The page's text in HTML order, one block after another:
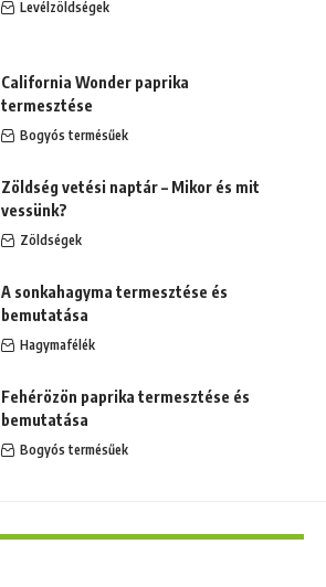
Levélzöldségek
California Wonder paprika
termesztése
Bogyós termésűek
Zöldség vetési naptár – Mikor és mit
vessünk?
Zöldségek
A sonkahagyma termesztése és
bemutatása
Hagymafélék
Fehérözön paprika termesztése és
bemutatása
Bogyós termésűek